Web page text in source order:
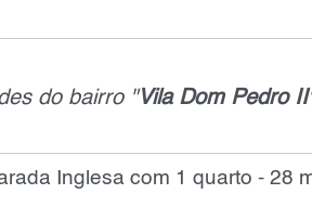
do bairro "Vila Dom Pedro II
Inglesa com 1 quarto - 28